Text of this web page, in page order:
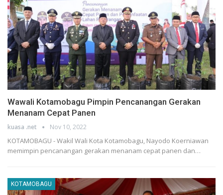
Wawali Kotamobagu Pimpin Pencanangan Gerakan
Menanam Cepat Panen
kuasa .net Nov 10, 2022
KOTAMOBAGU - Wakil Wali Kota Kotamobagu, Nayodo Koerniawan
memimpin pencanangan gerakan menanam cepat panen dan…
KOTAMOBAGU